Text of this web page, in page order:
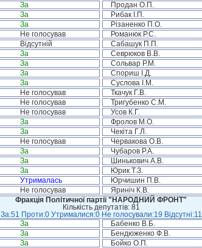
За Продан О.П.
За Рибак І.П.
За Різаненко П.О.
Не голосував Романюк Р.С.
Відсутній Сабашук П.П.
За Севрюков В.В.
За Сольвар Р.М.
За Спориш І.Д.
За Суслова І.М.
Не голосував Ткачук Г.В.
Не голосував Тригубенко С.М.
Не голосував Усов К.Г.
За Фролов М.О.
За Чекіта Г.Л.
Не голосував Червакова О.В.
За Чубаров Р.А.
За Шинькович А.В.
За Юрик Т.З.
Утрималась Юрчишин П.В.
Не голосував Яриніч К.В.
Фракція Політичної партії "НАРОДНИЙ ФРОНТ"
Кількість депутатів: 81
За:51 Проти:0 Утрималися:0 Не голосували:19 Відсутні:11
За Бабенко В.Б.
За Бендюженко Ф.В.
За Бойко О.П.